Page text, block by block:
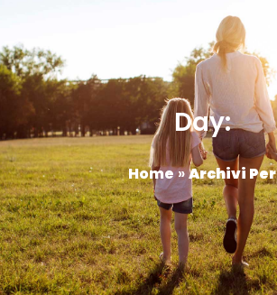
Day:
Home»Archivi Per